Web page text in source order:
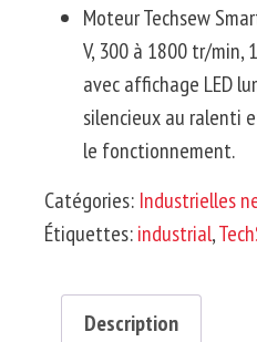
MoteurTechsew
V, 300 à 1800tr/min,
avec affichage LED
silencieux au ralenti
le fonctionnement.
Catégories: Industrielles
Étiquettes:industrial,
Description